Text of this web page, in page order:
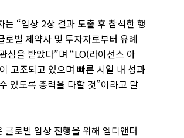
는 “임상 2상 결과 도출 후 참석한 행
로벌 제약사 및 투자자로부터 유례
심을 받았다”며 “LO(라이선스 아
고조되고 있으며 빠른 시일 내 성과
있도록 총력을 다할 것”이라고 말
글로벌 임상 진행을 위해 엠디앤더